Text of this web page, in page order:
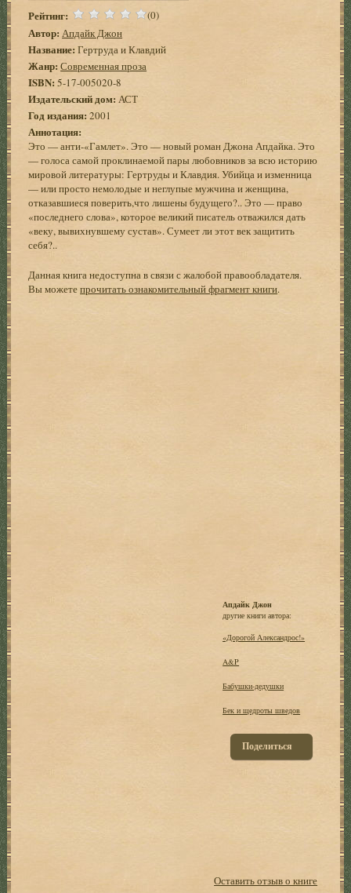
Рейтинг: (0)
Автор: Апдайк Джон
Название: Гертруда и Клавдий
Жанр: Современная проза
ISBN:5-17-005020-8
Издательский дом: АСТ
Год издания: 2001
Аннотация:
Это — анти-«Гамлет». Это — новый роман Джона Апдайка. Это
— голоса самой проклинаемой пары любовников за всю историю
мировой литературы: Гертруды и Клавдия. Убийца и изменница
— или просто немолодые и неглупые мужчина и женщина,
отказавшиеся поверить,что лишены будущего?.. Это — право
«последнего слова», которое великий писатель отважился дать
«веку, вывихнувшему сустав». Сумеет ли этот век защитить
себя?..
Данная книга недоступна в связи с жалобой правообладателя.
Вы можетепрочитать ознакомительный фрагмент книги.
Апдайк Джон
другие книги автора:
«Дорогой Александрос!»
A&P
Бабушки-дедушки
Бек и щедроты шведов
Поделиться
Оставить отзыв о книге